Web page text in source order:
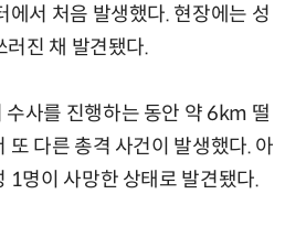
에서 처음 발생했다. 현장에는 성
러진 채 발견됐다.
수사를 진행하는 동안 약 6km 떨
또 다른 총격 사건이 발생했다. 아
1명이 사망한 상태로 발견됐다.